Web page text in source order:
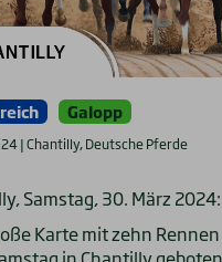
Galopp
| Chantilly, Deutsche Pferde
Samstag, 30. März 2024:
Karte mit zehn